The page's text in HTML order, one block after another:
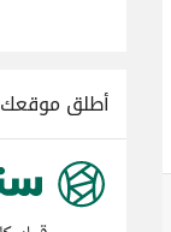
أطلق موقعك